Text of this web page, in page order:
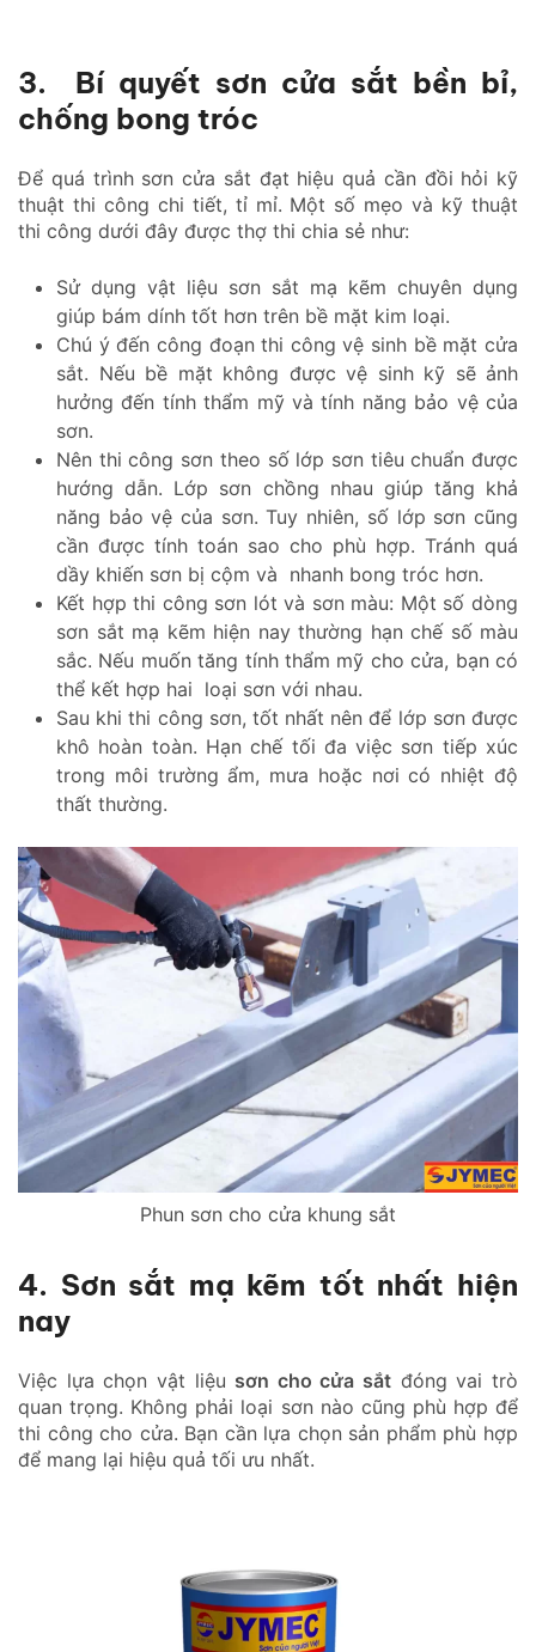
3. Bí quyết sơn cửa sắt bền bỉ,
chống bong tróc
Để quá trình sơn cửa sắt đạt hiệu quả cần đồi hỏi kỹ
thuật thi công chi tiết, tỉ mỉ. Một số mẹo và kỹ thuật
thi công dưới đây được thợ thi chia sẻ như:
Sử dụng vật liệu sơn sắt mạ kẽm chuyên dụng
giúp bám dính tốt hơn trên bề mặt kim loại.
Chú ý đến công đoạn thi công vệ sinh bề mặt cửa
sắt. Nếu bề mặt không được vệ sinh kỹ sẽ ảnh
hưởng đến tính thẩm mỹ và tính năng bảo vệ của
sơn.
Nên thi công sơn theo số lớp sơn tiêu chuẩn được
hướng dẫn. Lớp sơn chồng nhau giúp tăng khả
năng bảo vệ của sơn. Tuy nhiên, số lớp sơn cũng
cần được tính toán sao cho phù hợp. Tránh quá
dầy khiến sơn bị cộm và nhanh bong tróc hơn.
Kết hợp thi công sơn lót và sơn màu: Một số dòng
sơn sắt mạ kẽm hiện nay thường hạn chế số màu
sắc. Nếu muốn tăng tính thẩm mỹ cho cửa, bạn có
thể kết hợp hai loại sơn với nhau.
Sau khi thi công sơn, tốt nhất nên để lớp sơn được
khô hoàn toàn. Hạn chế tối đa việc sơn tiếp xúc
trong môi trường ẩm, mưa hoặc nơi có nhiệt độ
thất thường.
Phun sơn cho cửa khung sắt
4. Sơn sắt mạ kẽm tốt nhất hiện
nay
Việc lựa chọn vật liệu sơn cho cửa sắt đóng vai trò
quan trọng. Không phải loại sơn nào cũng phù hợp để
thi công cho cửa. Bạn cần lựa chọn sản phẩm phù hợp
để mang lại hiệu quả tối ưu nhất.